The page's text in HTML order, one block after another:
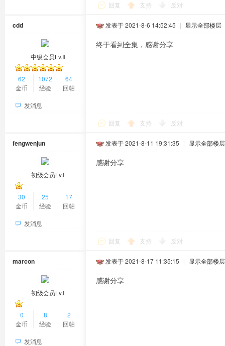
回复 支持 反对
cdd
中级会员Lv.Ⅱ
62
金币
1072
经验
64
回帖
发消息
发表于 2021-8-6 14:52:45 | 显示全部楼层
终于看到全集，感谢分享
回复 支持 反对
fengwenjun
初级会员Lv.Ⅰ
30
金币
25
经验
17
回帖
发消息
发表于 2021-8-11 19:31:35 | 显示全部楼层
感谢分享
回复 支持 反对
marcon
初级会员Lv.Ⅰ
0
金币
8
经验
2
回帖
发消息
发表于 2021-8-17 11:35:15 | 显示全部楼层
感谢分享